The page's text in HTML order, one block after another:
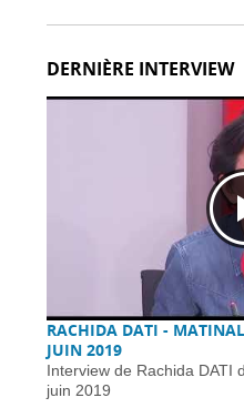
Plus de traversées
Des communes
Citoyens britanniques à
défis de voyage face
02 avril 2026
Fermetures de bars en
inspections de sécurité
Déploiement du
française: défis
Réservez dès
SNCF pour l’été et
02 avril 2026
Subventions pour
France : éligibilité et
01 avril 2026
Horaires et détails de la
2026
DERNIÈRE INTERVIEW
RACHIDA DATI -
JUIN 2019
Interview de Rachida DATI
juin 2019